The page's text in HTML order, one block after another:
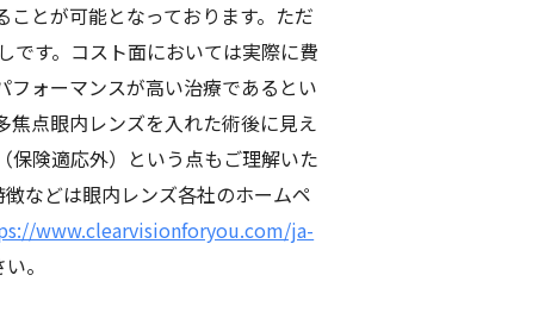
とが可能となっております。ただ
です。コスト面においては実際に費
ォーマンスが高い治療であるとい
焦点眼内レンズを入れた術後に見え
保険適応外）という点もご理解いた
などは眼内レンズ各社のホームペ
www.clearvisionforyou.com/ja-
。